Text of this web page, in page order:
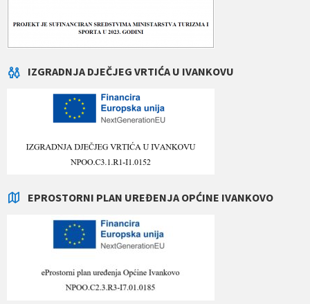
IZGRADNJA DJEČJEG VRTIĆA U IVANKOVU
EPROSTORNI PLAN UREĐENJA OPĆINE IVANKOVO